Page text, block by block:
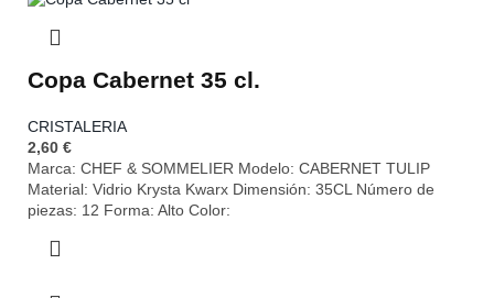
Copa Cabernet 35 cl.
CRISTALERIA
2,60 €
Marca: CHEF & SOMMELIER Modelo: CABERNET TULIP
Material: Vidrio Krysta Kwarx Dimensión: 35CL Número de
piezas: 12 Forma: Alto Color: